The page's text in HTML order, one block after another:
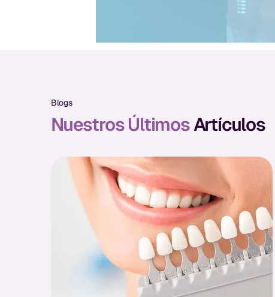
Blogs
Nuestros ÚltimosArtículos